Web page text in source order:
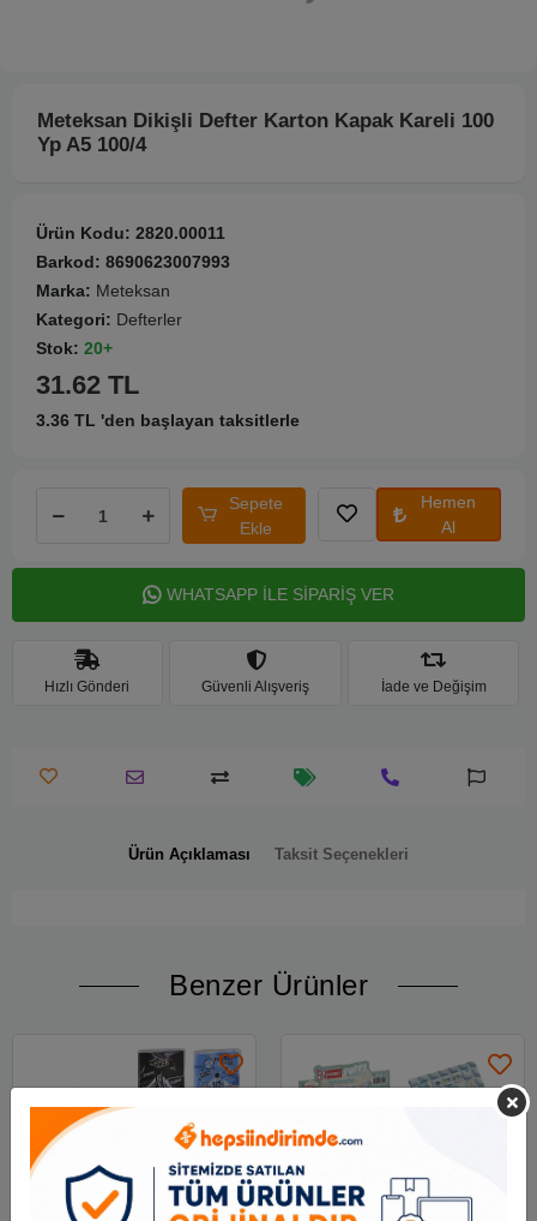
Meteksan Dikişli Defter Karton Kapak Kareli 100
Yp A5 100/4
Ürün Kodu: 2820.00011
Barkod: 8690623007993
Marka: Meteksan
Kategori: Defterler
Stok: 20+
31.62 TL
3.36 TL 'den başlayan taksitlerle
Sepete
Ekle
Hemen
Al
WHATSAPP İLE SİPARİŞ VER
Hızlı Gönderi Güvenli Alışveriş İade ve Değişim
Ürün Açıklaması Taksit Seçenekleri
Benzer Ürünler